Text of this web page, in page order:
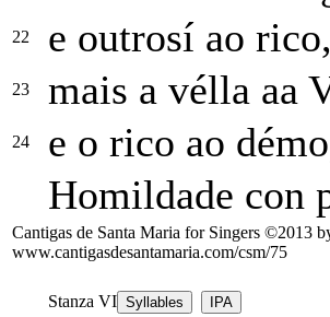
22 e outrosí ao rico,
23 mais a vélla aa
24 e o rico ao
Homildade con
Cantigas de Santa Maria for Singers ©2013
www.cantigasdesantamaria.com/csm/75
Stanza VI Syllables IPA